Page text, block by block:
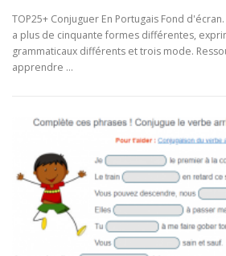
TOP25+ Conjuguer En Portugais Fond
a plus de cinquante formes différentes,
grammaticaux différents et trois mode.
apprendre …